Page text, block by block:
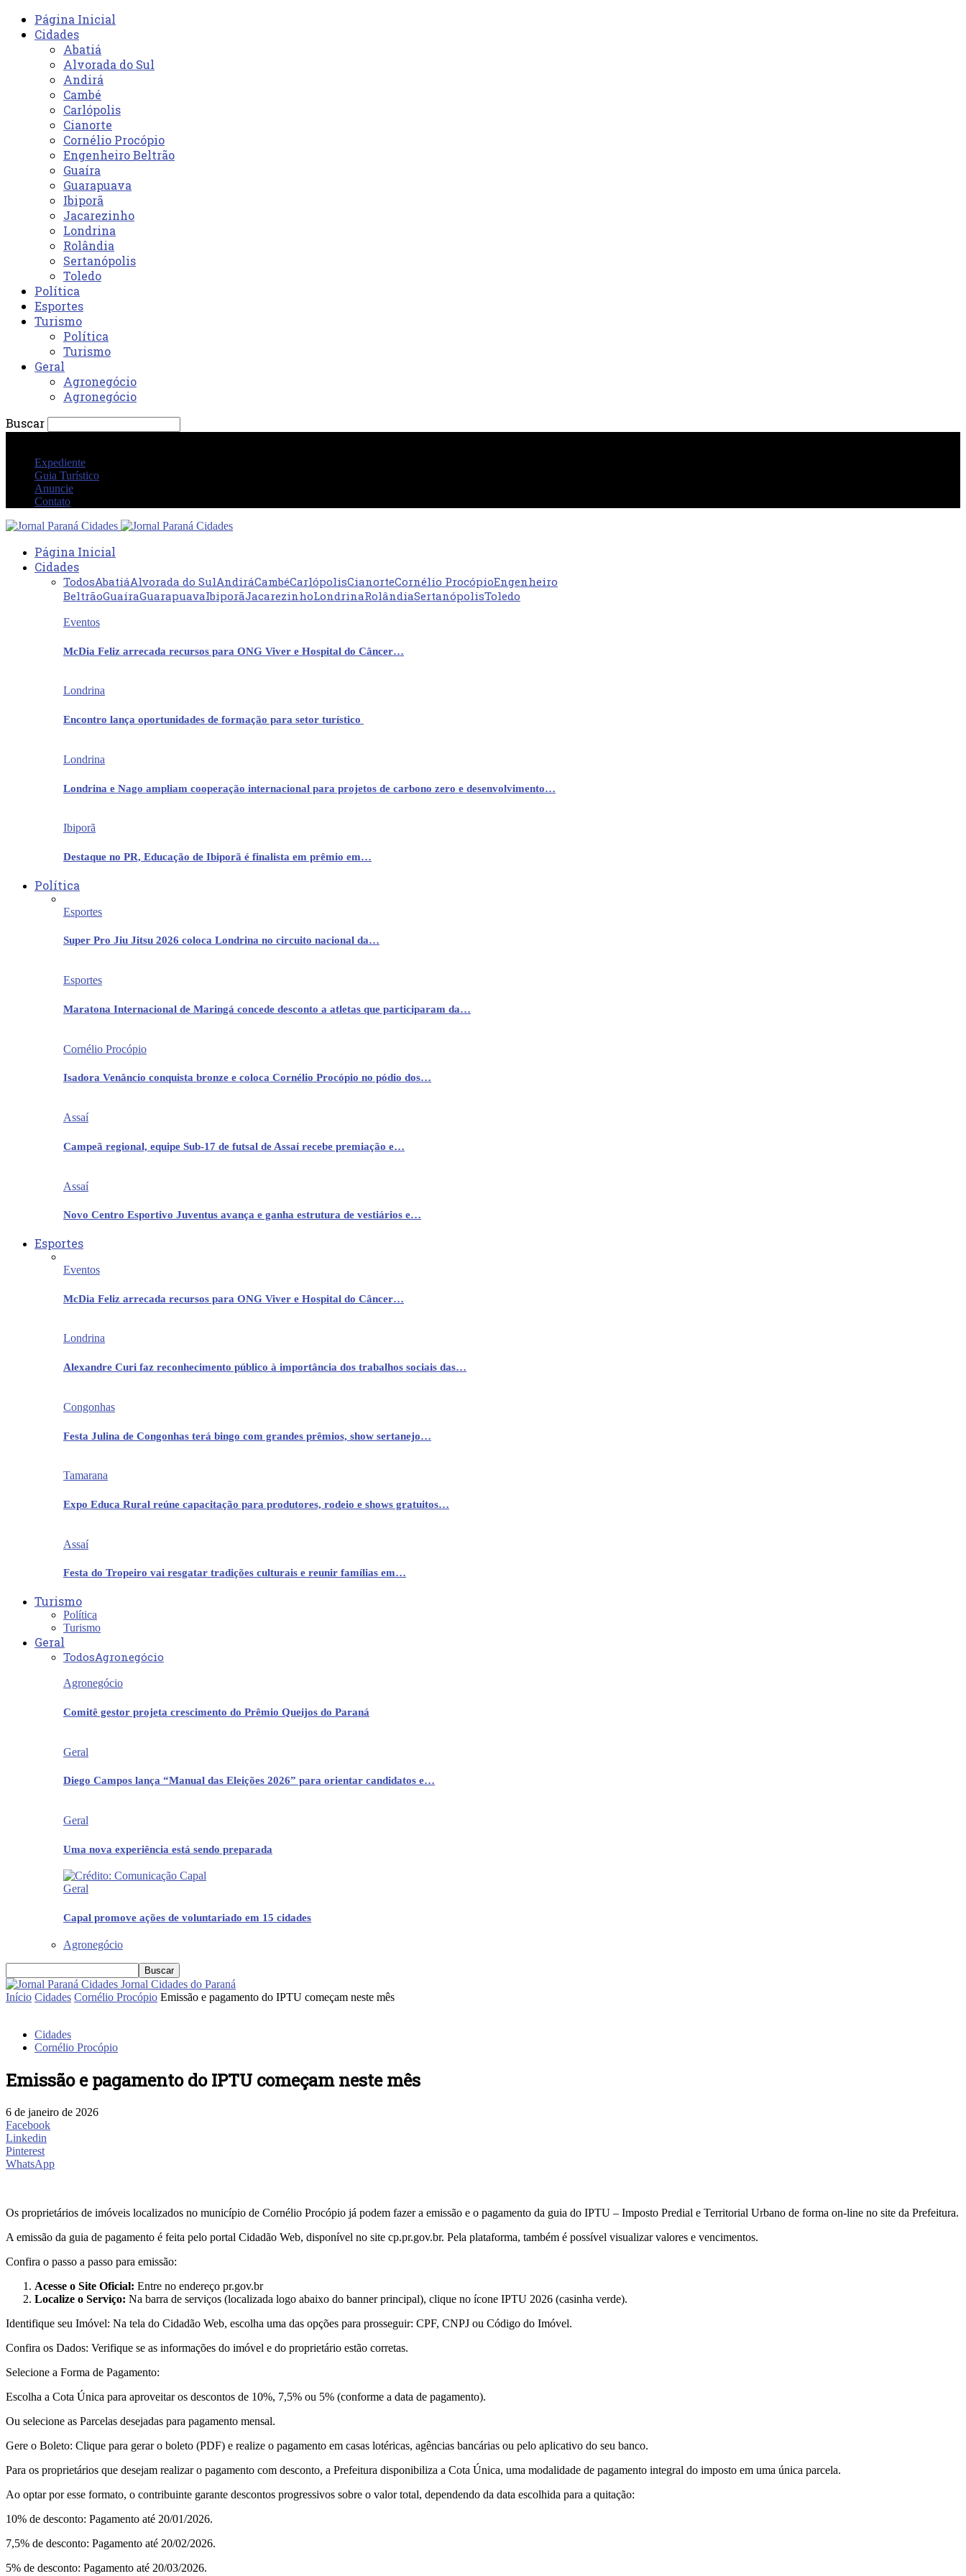
Página Inicial
Cidades
Abatiá
Alvorada do Sul
Andirá
Cambé
Carlópolis
Cianorte
Cornélio Procópio
Engenheiro Beltrão
Guaíra
Guarapuava
Ibiporã
Jacarezinho
Londrina
Rolândia
Sertanópolis
Toledo
Política
Esportes
Turismo
Política
Turismo
Geral
Agronegócio
Agronegócio
Buscar
Expediente
Guia Turístico
Anuncie
Contato
Página Inicial
Cidades
TodosAbatiáAlvorada do SulAndiráCambéCarlópolisCianorteCornélio ProcópioEngenheiro
BeltrãoGuaíraGuarapuavaIbiporãJacarezinhoLondrinaRolândiaSertanópolisToledo
Eventos
McDia Feliz arrecada recursos para ONG Viver e Hospital do Câncer…
Londrina
Encontro lança oportunidades de formação para setor turístico
Londrina
Londrina e Nago ampliam cooperação internacional para projetos de carbono zero e desenvolvimento…
Ibiporã
Destaque no PR, Educação de Ibiporã é finalista em prêmio em…
Política
Esportes
Super Pro Jiu Jitsu 2026 coloca Londrina no circuito nacional da…
Esportes
Maratona Internacional de Maringá concede desconto a atletas que participaram da…
Cornélio Procópio
Isadora Venâncio conquista bronze e coloca Cornélio Procópio no pódio dos…
Assaí
Campeã regional, equipe Sub-17 de futsal de Assaí recebe premiação e…
Assaí
Novo Centro Esportivo Juventus avança e ganha estrutura de vestiários e…
Esportes
Eventos
McDia Feliz arrecada recursos para ONG Viver e Hospital do Câncer…
Londrina
Alexandre Curi faz reconhecimento público à importância dos trabalhos sociais das…
Congonhas
Festa Julina de Congonhas terá bingo com grandes prêmios, show sertanejo…
Tamarana
Expo Educa Rural reúne capacitação para produtores, rodeio e shows gratuitos…
Assaí
Festa do Tropeiro vai resgatar tradições culturais e reunir famílias em…
Turismo
Política
Turismo
Geral
TodosAgronegócio
Agronegócio
Comitê gestor projeta crescimento do Prêmio Queijos do Paraná
Geral
Diego Campos lança “Manual das Eleições 2026” para orientar candidatos e…
Geral
Uma nova experiência está sendo preparada
Geral
Capal promove ações de voluntariado em 15 cidades
Agronegócio
Jornal Cidades do Paraná
Início Cidades Cornélio Procópio Emissão e pagamento do IPTU começam neste mês
Cidades
Cornélio Procópio
Emissão e pagamento do IPTU começam neste mês
6 de janeiro de 2026
Facebook
Linkedin
Pinterest
WhatsApp
Os proprietários de imóveis localizados no município de Cornélio Procópio já podem fazer a emissão e o pagamento da guia do IPTU – Imposto Predial e Territorial Urbano de forma on-line no site da Prefeitura.
A emissão da guia de pagamento é feita pelo portal Cidadão Web, disponível no site cp.pr.gov.br. Pela plataforma, também é possível visualizar valores e vencimentos.
Confira o passo a passo para emissão:
Acesse o Site Oficial: Entre no endereço pr.gov.br
Localize o Serviço: Na barra de serviços (localizada logo abaixo do banner principal), clique no ícone IPTU 2026 (casinha verde).
Identifique seu Imóvel: Na tela do Cidadão Web, escolha uma das opções para prosseguir: CPF, CNPJ ou Código do Imóvel.
Confira os Dados: Verifique se as informações do imóvel e do proprietário estão corretas.
Selecione a Forma de Pagamento:
Escolha a Cota Única para aproveitar os descontos de 10%, 7,5% ou 5% (conforme a data de pagamento).
Ou selecione as Parcelas desejadas para pagamento mensal.
Gere o Boleto: Clique para gerar o boleto (PDF) e realize o pagamento em casas lotéricas, agências bancárias ou pelo aplicativo do seu banco.
Para os proprietários que desejam realizar o pagamento com desconto, a Prefeitura disponibiliza a Cota Única, uma modalidade de pagamento integral do imposto em uma única parcela.
Ao optar por esse formato, o contribuinte garante descontos progressivos sobre o valor total, dependendo da data escolhida para a quitação:
10% de desconto: Pagamento até 20/01/2026.
7,5% de desconto: Pagamento até 20/02/2026.
5% de desconto: Pagamento até 20/03/2026.